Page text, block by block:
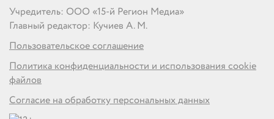
Учредитель: ООО «15-й Регион Медиа»
Главный редактор: Кучиев А. М.
Пользовательское соглашение
Политика конфиденциальности и использования cookie
файлов
Согласие на обработку персональных данных